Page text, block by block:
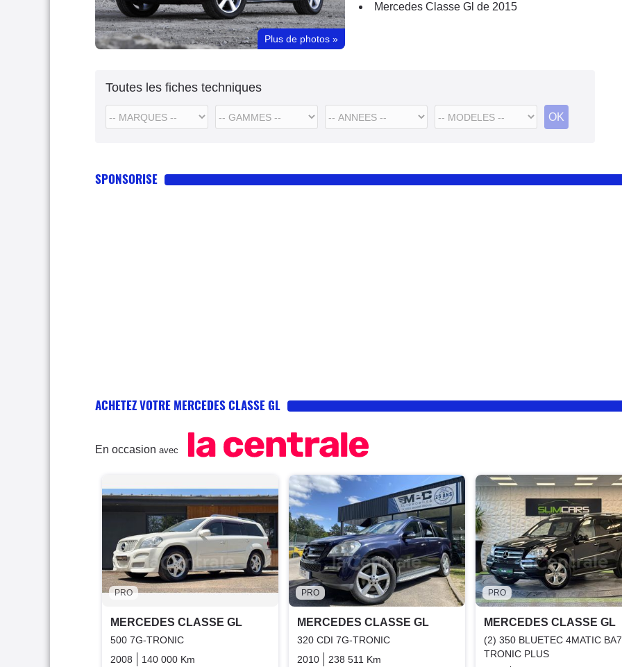
Plus de photos »
Mercedes Classe Gl de 2015
Toutes les fiches techniques
SPONSORISE
ACHETEZ VOTRE MERCEDES CLASSE GL
En occasion avec
PRO
MERCEDES CLASSE GL
500 7G-TRONIC
2008
140 000 Km Essence
PRO
MERCEDES CLASSE GL
320 CDI 7G-TRONIC
2010
238 511 Km
PRO
MERCEDES CLASSE GL
(2) 350 BLUETEC 4MATIC
TRONIC PLUS